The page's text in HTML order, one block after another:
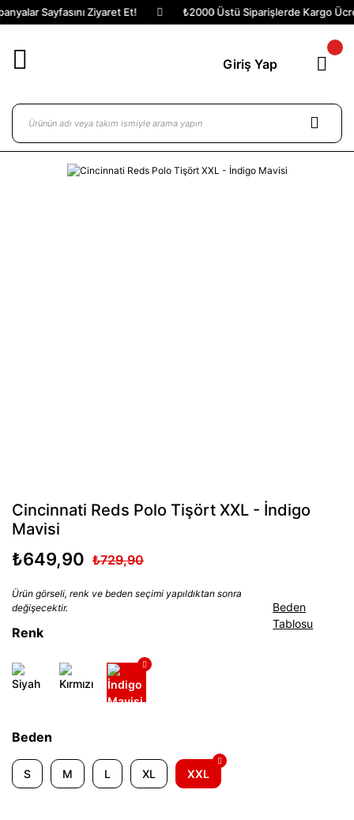
Sayfasını Ziyaret Et! ₺2000 Üstü Siparişlerde Kargo
Giriş Yap
Cincinnati Reds Polo Tişört XXL - İndigo
Mavisi
₺649,90 ₺729,90
Ürün görseli, renk ve beden seçimi yapıldıktan sonra
değişecektir.
Renk
Beden
S M L XL XXL
Beden
Tablosu